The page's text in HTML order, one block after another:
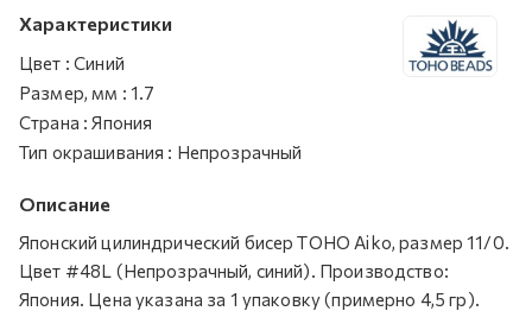
Характеристики
Цвет : Синий
Размер, мм : 1.7
Страна : Япония
Тип окрашивания : Непрозрачный
Описание
Японский цилиндрический бисер TOHO Aiko, размер 11/0.
Цвет #48L (Непрозрачный, синий). Производство:
Япония. Цена указана за 1 упаковку (примерно 4,5 гр).